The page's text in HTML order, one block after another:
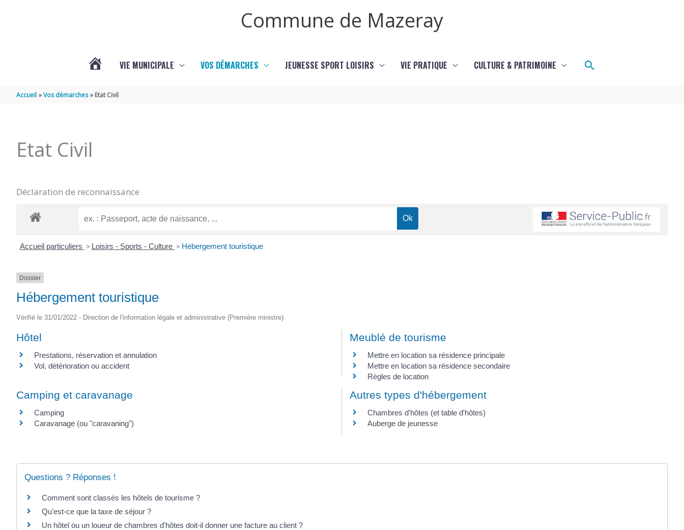
Commune de Mazeray
MAZERAY
VIE MUNICIPALE VOS DÉMARCHES JEUNESSE SPORT LOISIRS VIE PRATIQUE CULTURE & PATRIMOINE Rechercher
Accueil Vos démarches Etat Civil
Etat Civil
Déclaration de reconnaissance
Accueil particuliers > Loisirs - Sports - Culture > Hébergement touristique
Dossier
Hébergement touristique
Vérifié le 31/01/2022 - Direction de l'information légale et administrative (Première ministre)
Hôtel
Prestations, réservation et annulation
Vol, détérioration ou accident
Meublé de tourisme
Mettre en location sa résidence principale
Mettre en location sa résidence secondaire
Règles de location
Camping et caravanage
Camping
Caravanage (ou "caravaning")
Autres types d'hébergement
Chambres d'hôtes (et table d'hôtes)
Auberge de jeunesse
Questions ? Réponses !
Comment sont classés les hôtels de tourisme ?
Qu'est-ce que la taxe de séjour ?
Un hôtel ou un loueur de chambres d'hôtes doit-il donner une facture au client ?